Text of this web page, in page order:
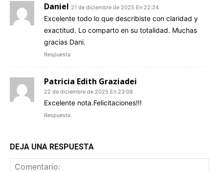
Daniel 21 de diciembre de 2025 En 22:24
Excelente todo lo que describiste con claridad y
exactitud. Lo comparto en su totalidad. Muchas
gracias Dani.
Respuesta
Patricia Edith Graziadei
22 de diciembre de 2025 En 23:08
Excelente nota.Felicitaciones!!!
Respuesta
DEJA UNA RESPUESTA